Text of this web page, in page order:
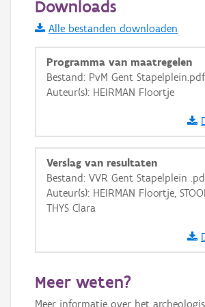
Informatie Vlaanderen
i
+ −
Basis Lagen
Ortho
Downloads
Alle bestanden downloaden
Programma van maatregelen
Bestand: PvM Gent Stapelplein.pdf
Auteur(s): HEIRMAN Floortje
Verslag van resultaten
Bestand: VVR Gent Stapelplein
Auteur(s): HEIRMAN Floortje,
THYS Clara
Meer weten?
Meer informatie over het